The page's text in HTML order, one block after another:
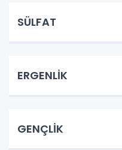
SÜLFAT
ERGENLİK
GENÇLİK